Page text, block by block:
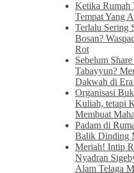
Ketika Rumah
Tempat Yang
Terlalu Sering
Bosan?
Rot
Sebelum
Tabayyun?
Dakwah di
Organisasi
Kuliah, tetapi
Membuat
Padam di
Balik Dinding
Meriah! Intip
Nyadran
Alam Telaga